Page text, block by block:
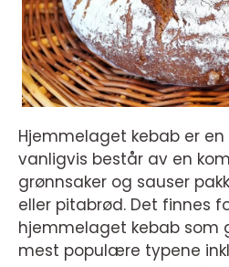
Hjemmelaget kebab er
vanligvis består av en
grønnsaker og sauser
eller pitabrød. Det finnes
hjemmelaget kebab som
mest populære typene